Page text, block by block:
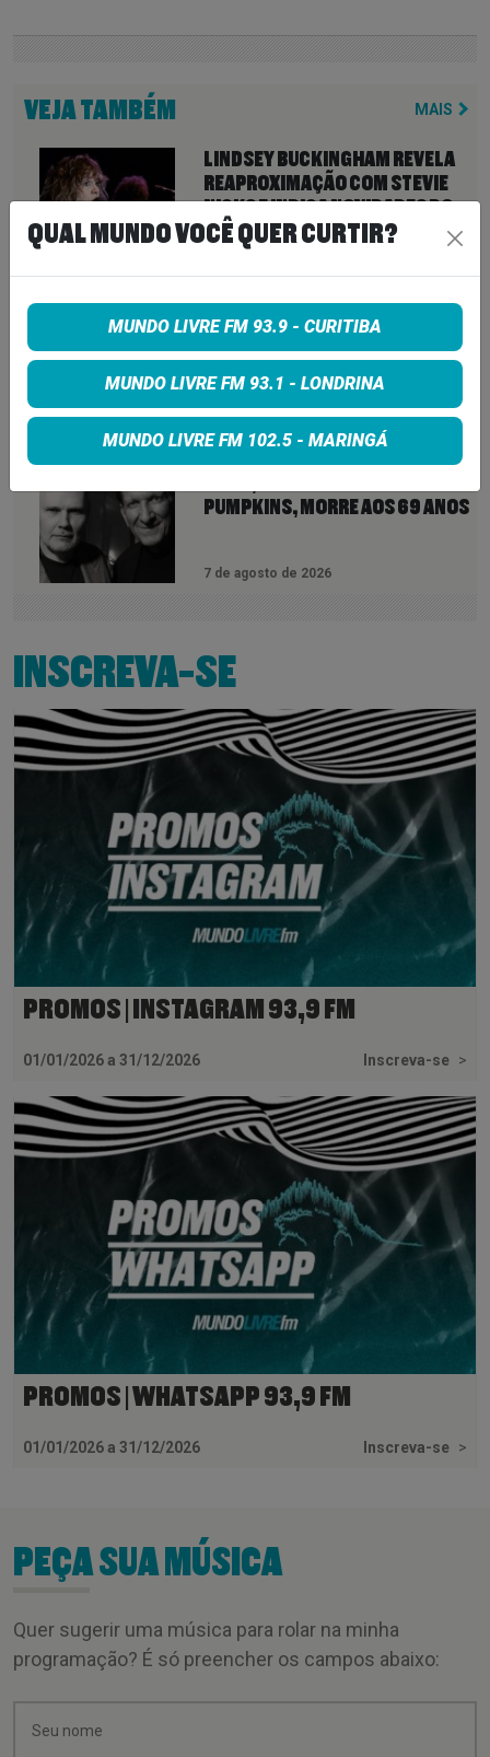
VEJA TAMBÉM MAIS
LINDSEY BUCKINGHAM REVELA
REAPROXIMAÇÃO COM STEVIE
NICKS E INDICA NOVIDADES DO
FLEETWOOD MAC PARA 2027
7 de agosto de 2026
NEIL YOUNG ANUNCIA ÁLBUM
‘SECOND SONG’ E LANÇA FAIXA
DE 11 MINUTOS QUE ANTECIPA
NOVA FASE COM OS CHROME
PETER KATSIS, EMPRESÁRIO DO
PUMPKINS, MORRE AOS 69 ANOS
7 de agosto de 2026
INSCREVA-SE
PROMOS | INSTAGRAM 93,9 FM
01/01/2026 a 31/12/2026 Inscreva-se >
PROMOS | WHATSAPP 93,9 FM
01/01/2026 a 31/12/2026 Inscreva-se >
PEÇA SUA MÚSICA
Quer sugerir uma música para rolar na minha
programação? É só preencher os campos abaixo:
QUAL MUNDO VOCÊ QUER CURTIR?
MUNDO LIVRE FM 93.9 - CURITIBA
MUNDO LIVRE FM 93.1 - LONDRINA
MUNDO LIVRE FM 102.5 - MARINGÁ